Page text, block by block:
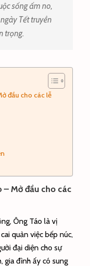
sống ấm no,
Tết truyền
trọng.
đầu cho các lễ
– Mở đầu cho các
Ông Táo là vị
quản việc bếp núc,
đại diện cho sự
gia đình ấy có sung